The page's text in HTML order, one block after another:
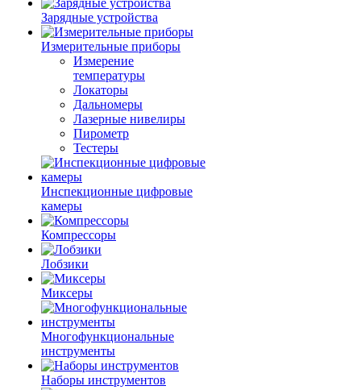
Зарядные устройства
Измерительные приборы
Измерение
температуры
Локаторы
Дальномеры
Лазерные нивелиры
Пирометр
Тестеры
Инспекционные цифровые
камеры
Компрессоры
Лобзики
Миксеры
Многофункциональные
инструменты
Наборы инструментов